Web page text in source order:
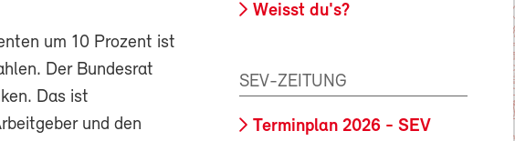
um 10 Prozent ist
Der Bundesrat
Das ist
und den
Weisst du's?
SEV-ZEITUNG
Terminplan 2026 - SEV